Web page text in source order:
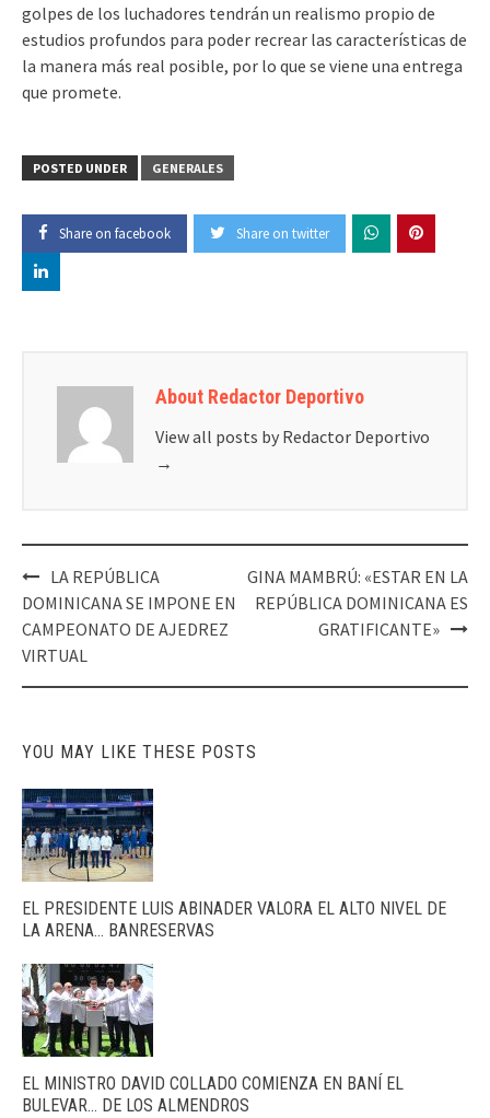
golpes de los luchadores tendrán un realismo propio de
estudios profundos para poder recrear las características de
la manera más real posible, por lo que se viene una entrega
que promete.
POSTED UNDER GENERALES
Share on facebook Share on twitter
About Redactor Deportivo
View all posts by Redactor Deportivo
→
Post
navigation
LA REPÚBLICA
DOMINICANA SE IMPONE EN
CAMPEONATO DE AJEDREZ
VIRTUAL
GINA MAMBRÚ: «ESTAR EN LA
REPÚBLICA DOMINICANA ES
GRATIFICANTE»
YOU MAY LIKE THESE POSTS
EL PRESIDENTE LUIS ABINADER VALORA EL ALTO NIVEL DE
LA ARENA… BANRESERVAS
EL MINISTRO DAVID COLLADO COMIENZA EN BANÍ EL
BULEVAR… DE LOS ALMENDROS